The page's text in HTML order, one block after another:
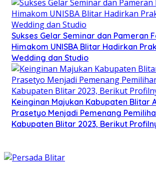
Sukses Gelar Seminar dan Pameran
Himakom UNISBA Blitar Hadirkan
Wedding dan Studio
Keinginan Majukan Kabupaten Blitar
Prasetyo Menjadi Pemenang
Kabupaten Blitar 2023, Berikut